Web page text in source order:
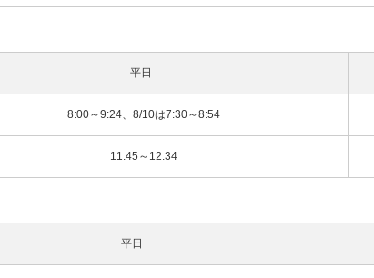
平日
8:00～9:24、8/10は7:30～8:54
11:45～12:34
平日